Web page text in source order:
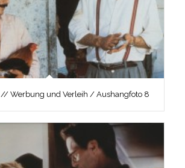
// Werbung und Verleih / Aushangfoto 8